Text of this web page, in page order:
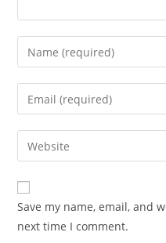
Enter
your
name
comment
Enter
your
email
address
comment
Enter
your
website
URL
(optional)
Save my name, email, and
next time I comment.